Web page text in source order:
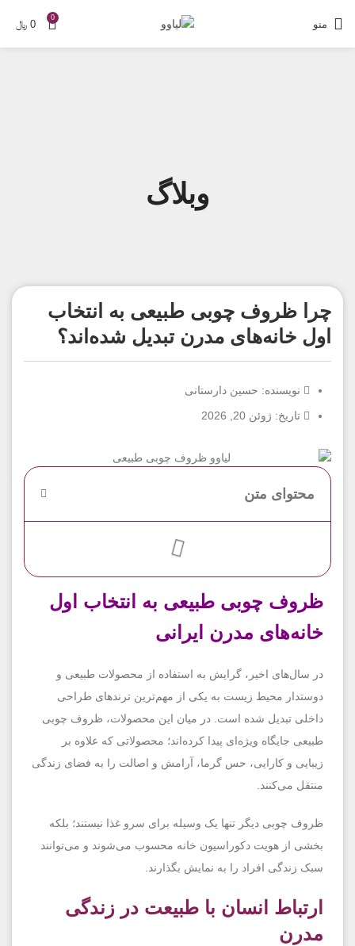
منو
0
0 ﷼
وبلاگ
چرا ظروف چوبی طبیعی به انتخاب
اول خانه‌های مدرن تبدیل شده‌اند؟
نویسنده: حسین دارستانی
تاریخ: ژوئن 20, 2026
محتوای متن
ظروف چوبی طبیعی به انتخاب اول
خانه‌های مدرن ایرانی
در سال‌های اخیر، گرایش به استفاده از محصولات طبیعی و
دوستدار محیط زیست به یکی از مهم‌ترین ترندهای طراحی
داخلی تبدیل شده است. در میان این محصولات، ظروف چوبی
طبیعی جایگاه ویژه‌ای پیدا کرده‌اند؛ محصولاتی که علاوه بر
زیبایی و کارایی، حس گرما، آرامش و اصالت را به فضای زندگی
منتقل می‌کنند.
ظروف چوبی دیگر تنها یک وسیله برای سرو غذا نیستند؛ بلکه
بخشی از هویت دکوراسیون خانه محسوب می‌شوند و می‌توانند
سبک زندگی افراد را به نمایش بگذارند.
ارتباط انسان با طبیعت در زندگی
مدرن